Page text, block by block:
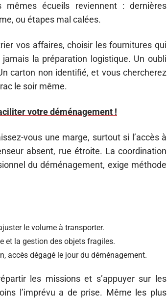
écueils reviennent : dernières
ou étapes mal calées.
vos affaires, choisir les fournitures qui
la préparation logistique. Un oubli
carton non identifié, et vous chercherez
le soir même.
votre déménagement !
vous une marge, surtout si l’accès à
absent, rue étroite. La coordination
du déménagement, exige méthode
le volume à transporter.
et la gestion des objets fragiles.
accès dégagé le jour du déménagement.
les missions et s’appuyer sur les
l’imprévu a de prise. Même les plus